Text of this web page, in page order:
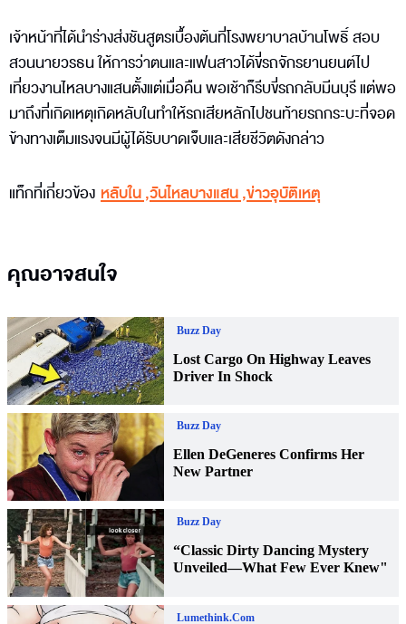
เจ้าหน้าที่ได้นำร่างส่งชันสูตรเบื้องต้นที่โรงพยาบาลบ้านโพธิ์ สอบ
สวนนายวรธน ให้การว่าตนและแฟนสาวได้ขี่รถจักรยานยนต์ไป
เที่ยวงานไหลบางแสนตั้งแต่เมื่อคืน พอเช้าก็รีบขี่รถกลับมีนบุรี แต่พอ
มาถึงที่เกิดเหตุเกิดหลับในทำให้รถเสียหลักไปชนท้ายรถกระบะที่จอด
ข้างทางเต็มแรงจนมีผู้ได้รับบาดเจ็บและเสียชีวิตดังกล่าว
แท็กที่เกี่ยวข้อง หลับใน,วันไหลบางแสน,ข่าวอุบัติเหตุ
คุณอาจสนใจ